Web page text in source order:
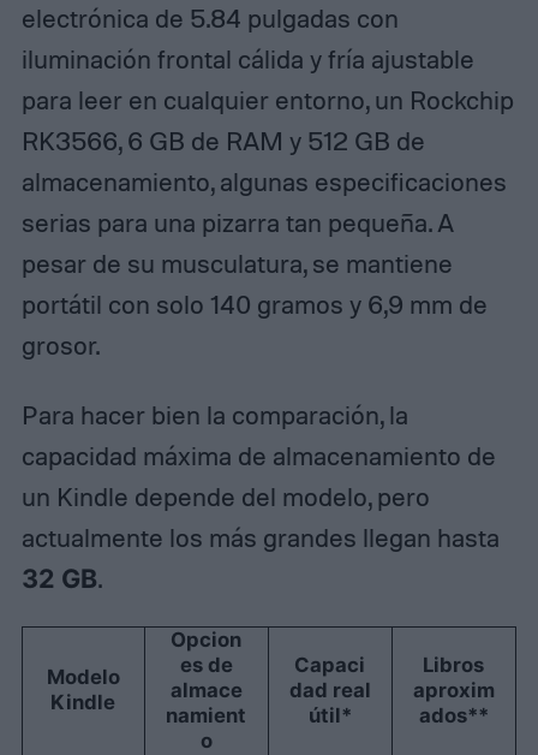
electrónica de 5.84 pulgadas con
iluminación frontal cálida y fría ajustable
para leer en cualquier entorno, un Rockchip
RK3566, 6 GB de RAM y 512 GB de
almacenamiento, algunas especificaciones
serias para una pizarra tan pequeña. A
pesar de su musculatura, se mantiene
portátil con solo 140 gramos y 6,9 mm de
grosor.
Para hacer bien la comparación, la
capacidad máxima de almacenamiento de
un Kindle depende del modelo, pero
actualmente los más grandes llegan hasta
32 GB.
Modelo
Kindle
Opcion
es de
almace
namient
o
Capaci
dad real
útil*
Libros
aproxim
ados**